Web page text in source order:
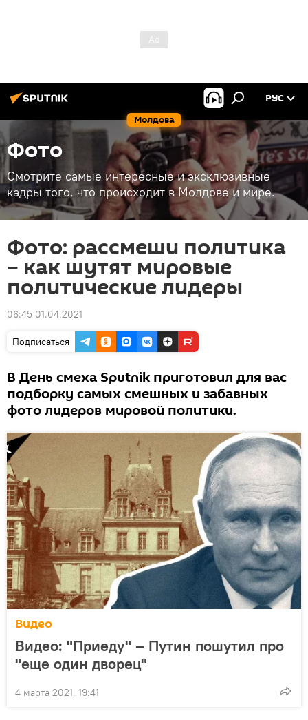
Молдова
РУС
Фото
Смотрите самые интересные и эксклюзивные
кадры того, что происходит в Молдове и мире.
Фото: рассмеши политика
– как шутят мировые
политические лидеры
06:45 01.04.2021
Подписаться
В День смеха Sputnik приготовил для вас
подборку самых смешных и забавных
фото лидеров мировой политики.
Видео
Видео: "Приеду" – Путин пошутил про
"еще один дворец"
4 марта 2021, 19:41